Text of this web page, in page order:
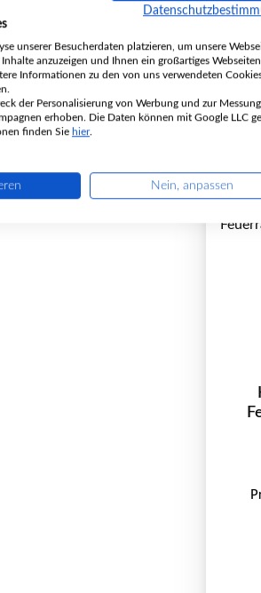
unserer Besucherdaten platzieren, um unsere
anzuzeigen und Ihnen ein großartiges
Informationen zu den von uns verwendeten
der Personalisierung von Werbung und zur
erhoben. Die Daten können mit Google LLC
finden Sie hier.
Nein, anpassen